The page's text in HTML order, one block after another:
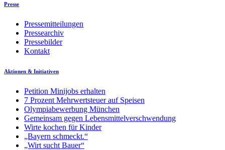
Presse
Pressemitteilungen
Pressearchiv
Pressebilder
Kontakt
Aktionen & Initiativen
Petition Minijobs erhalten
7 Prozent Mehrwertsteuer auf Speisen
Olympiabewerbung München
Gemeinsam gegen Lebensmittelverschwendung
Wirte kochen für Kinder
„Bayern schmeckt.“
„Wirt sucht Bauer“